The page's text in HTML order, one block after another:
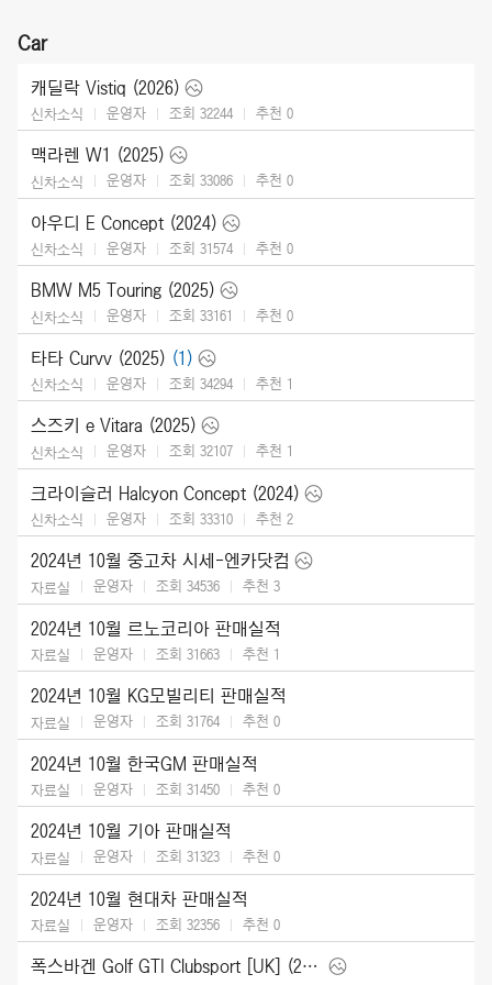
Car
캐딜락 Vistiq (2026)
신차소식 운영자 조회 32244 추천 0
맥라렌 W1 (2025)
신차소식 운영자 조회 33086 추천 0
아우디 E Concept (2024)
신차소식 운영자 조회 31574 추천 0
BMW M5 Touring (2025)
신차소식 운영자 조회 33161 추천 0
타타 Curvv (2025) (1)
신차소식 운영자 조회 34294 추천 1
스즈키 e Vitara (2025)
신차소식 운영자 조회 32107 추천 1
크라이슬러 Halcyon Concept (2024)
신차소식 운영자 조회 33310 추천 2
2024년 10월 중고차 시세-엔카닷컴
자료실 운영자 조회 34536 추천 3
2024년 10월 르노코리아 판매실적
자료실 운영자 조회 31663 추천 1
2024년 10월 KG모빌리티 판매실적
자료실 운영자 조회 31764 추천 0
2024년 10월 한국GM 판매실적
자료실 운영자 조회 31450 추천 0
2024년 10월 기아 판매실적
자료실 운영자 조회 31323 추천 0
2024년 10월 현대차 판매실적
자료실 운영자 조회 32356 추천 0
폭스바겐 Golf GTI Clubsport [UK] (2025)